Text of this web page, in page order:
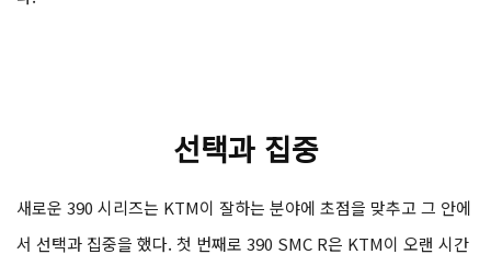
선택과 집중
새로운 390 시리즈는 KTM이 잘하는 분야에 초점을 맞추고 그 안에
서 선택과 집중을 했다. 첫 번째로 390 SMC R은 KTM이 오랜 시간